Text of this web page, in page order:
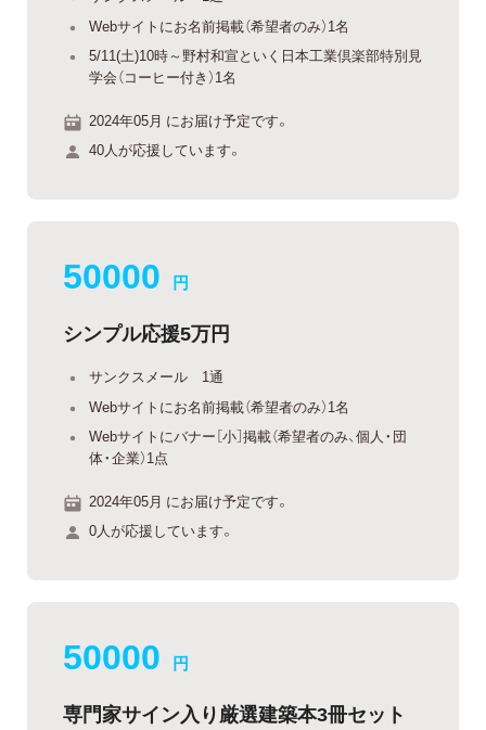
Webサイトにお名前掲載（希望者のみ）1名
5/11(土)10時～野村和宣といく日本工業倶楽部特別見
学会（コーヒー付き）1名
2024年05月 にお届け予定です。
40人が応援しています。
50000 円
シンプル応援5万円
サンクスメール 1通
Webサイトにお名前掲載（希望者のみ）1名
Webサイトにバナー［小］掲載（希望者のみ、個人・団
体・企業）1点
2024年05月 にお届け予定です。
0人が応援しています。
50000 円
専門家サイン入り厳選建築本3冊セット